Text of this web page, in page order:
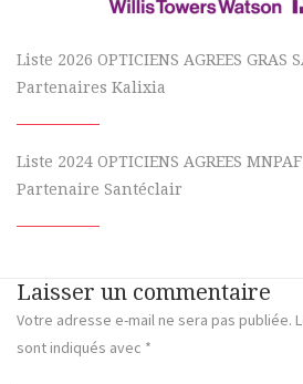
Liste 2026 OPTICIENS AGREES GRAS
Partenaires Kalixia
Liste 2024 OPTICIENS AGREES
Partenaire Santéclair
Laisser un commentaire
Votre adresse e-mail ne sera pas publiée.
sont indiqués avec *